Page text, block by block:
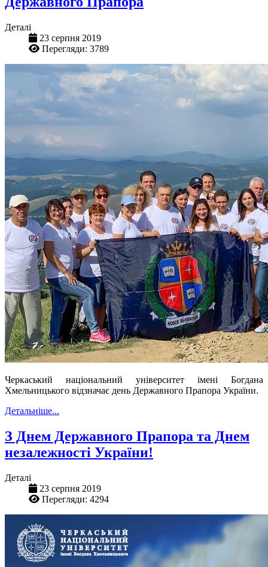
Деталі
23 серпня 2019
Перегляди: 3789
Черкаський національний університет імені Богдана
Хмельницького відзначає день Державного Прапора України.
Детальніше...
З Днем Державного Прапора та Днем
незалежності України!
Деталі
23 серпня 2019
Перегляди: 4294